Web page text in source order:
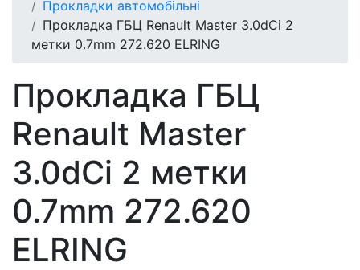
Прокладки автомобільні
Прокладка ГБЦ Renault Master 3.0dCi 2
метки 0.7mm 272.620 ELRING
Прокладка ГБЦ
Renault Master
3.0dCi 2 метки
0.7mm 272.620
ELRING